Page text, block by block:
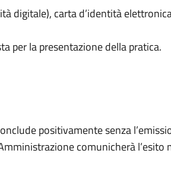
digitale), carta d’identità
per la presentazione della pratica.
positivamente senza
comunicherà l’esito